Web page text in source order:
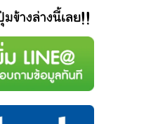
ข้างล่างนี้เลย!!